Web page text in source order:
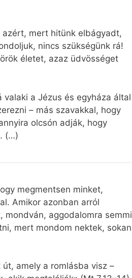
azért, mert hitünk elbágyadt,
nincs szükségünk rá!
életet, azaz üdvösséget
a Jézus és egyháza által
– más szavakkal, hogy
olcsón adják, hogy
(…)
megmentsen minket,
Amikor azonban arról
mondván, aggodalomra semmi
mert mondom nektek, sokan
amely a romlásba visz –